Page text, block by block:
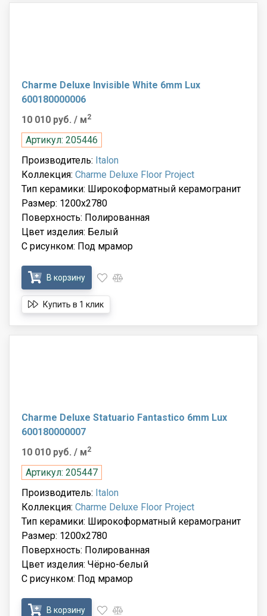
Charme Deluxe Invisible White 6mm Lux
600180000006
10 010 руб. / м2
Артикул: 205446
Производитель: Italon
Коллекция: Charme Deluxe Floor Project
Тип керамики: Широкоформатный керамогранит
Размер: 1200x2780
Поверхность: Полированная
Цвет изделия: Белый
С рисунком: Под мрамор
В корзину
Купить в 1 клик
Charme Deluxe Statuario Fantastico 6mm Lux
600180000007
10 010 руб. / м2
Артикул: 205447
Производитель: Italon
Коллекция: Charme Deluxe Floor Project
Тип керамики: Широкоформатный керамогранит
Размер: 1200x2780
Поверхность: Полированная
Цвет изделия: Чёрно-белый
С рисунком: Под мрамор
В корзину